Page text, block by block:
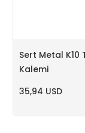
Sert Metal K10
Kalemi
35,94 USD